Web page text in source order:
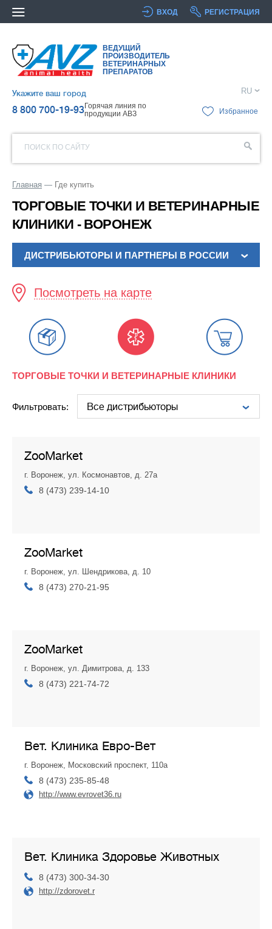
ВХОД РЕГИСТРАЦИЯ
ВЕДУЩИЙ
ПРОИЗВОДИТЕЛЬ
ВЕТЕРИНАРНЫХ
ПРЕПАРАТОВ
Укажите ваш город
8 800 700-19-93Горячая линия по
продукции АВЗ
RU
Избранное
ПОИСК ПО САЙТУ
Главная Где купить
ТОРГОВЫЕ ТОЧКИ И ВЕТЕРИНАРНЫЕ
КЛИНИКИ - ВОРОНЕЖ
ДИСТРИБЬЮТОРЫ И ПАРТНЕРЫ В РОССИИ
Посмотреть на карте
ТОРГОВЫЕ ТОЧКИ И ВЕТЕРИНАРНЫЕ КЛИНИКИ
Фильтровать:
ZooMarket
г. Воронеж, ул. Космонавтов, д. 27а
8 (473) 239-14-10
ZooMarket
г. Воронеж, ул. Шендрикова, д. 10
8 (473) 270-21-95
ZooMarket
г. Воронеж, ул. Димитрова, д. 133
8 (473) 221-74-72
Вет. Клиника Евро-Вет
г. Воронеж, Московский проспект, 110а
8 (473) 235-85-48
http://www.evrovet36.ru
Вет. Клиника Здоровье Животных
8 (473) 300-34-30
http://zdorovet.r